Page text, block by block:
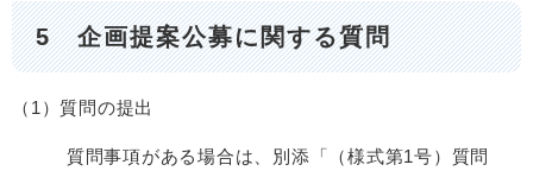
5 企画提案公募に関する質問
（1）質問の提出
質問事項がある場合は、別添「（様式第1号）質問